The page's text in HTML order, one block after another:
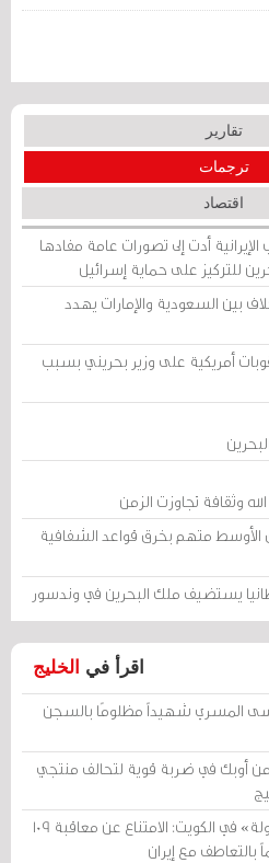
من مطار مسقط...
تقارير
ترجمات
اقتصاد
أدت إلى تصورات عامة مفادها
للتركيز على حماية إسرائيل
بين السعودية والإمارات يهدد
أمريكية على وزير بحريني بسبب
وثقافة تجاوزت الزمن
الأوسط متهم بخرق قواعد الشفافية
يستضيف ملك البحرين في وندسور
اقرأ في الخليج
المسري شهيداً مظلومًا بالسجن
أوبك في ضربة قوية لتحالف منتجي
محكمة «أمن الدولة» في الكويت: الامتناع عن معاقبة 109